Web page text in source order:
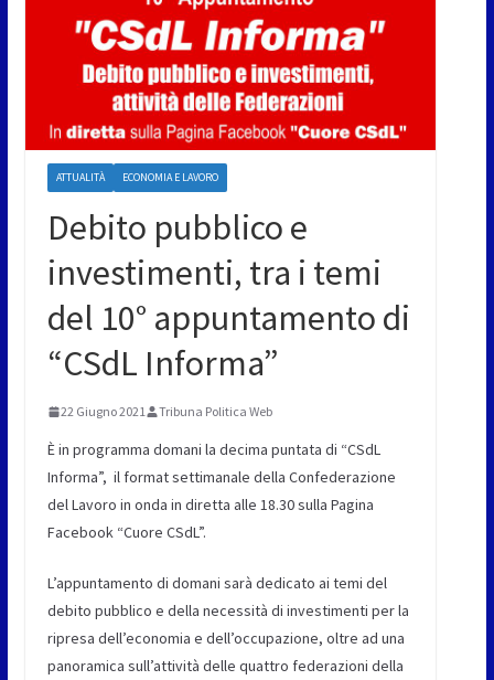
ATTUALITÀ ECONOMIA E LAVORO
Debito pubblico e
investimenti, tra i temi
del 10° appuntamento di
“CSdL Informa”
22 Giugno 2021 Tribuna Politica Web
È in programma domani la decima puntata di “CSdL
Informa”, il format settimanale della Confederazione
del Lavoro in onda in diretta alle 18.30 sulla Pagina
Facebook “Cuore CSdL”.
L’appuntamento di domani sarà dedicato ai temi del
debito pubblico e della necessità di investimenti per la
ripresa dell’economia e dell’occupazione, oltre ad una
panoramica sull’attività delle quattro federazioni della